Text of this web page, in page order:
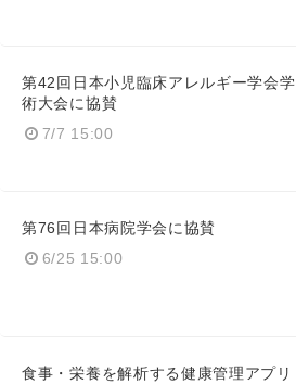
第42回日本小児臨床アレルギー学会学
術大会に協賛
7/7 15:00
第76回日本病院学会に協賛
6/25 15:00
食事・栄養を解析する健康管理アプリ